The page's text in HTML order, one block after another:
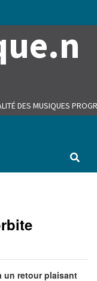
DES MUSIQUES
un retour plaisant